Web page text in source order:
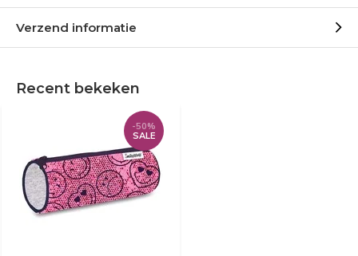
Verzend informatie
Recent bekeken
-50%
SALE